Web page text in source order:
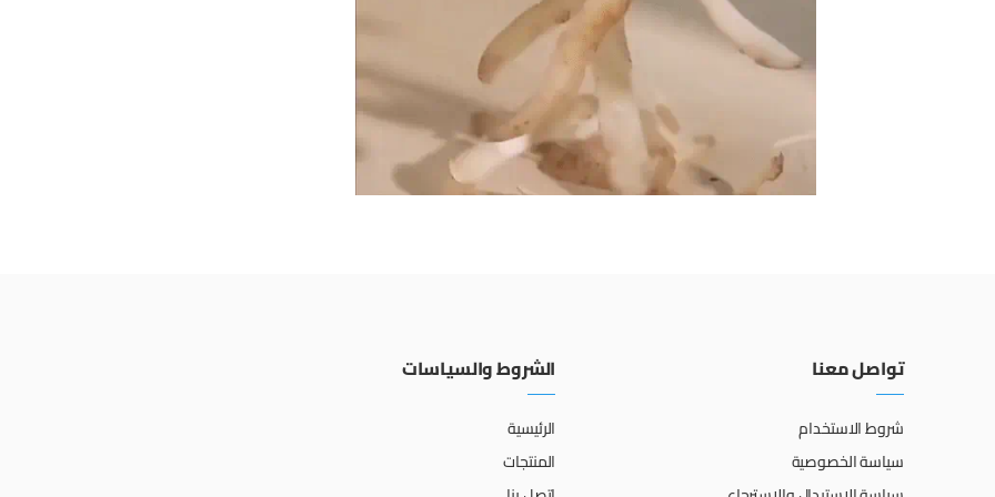
تواصل معنا
شروط الاستخدام
سياسة الخصوصية
الشروط والسياسات
الرئيسية
المنتجات